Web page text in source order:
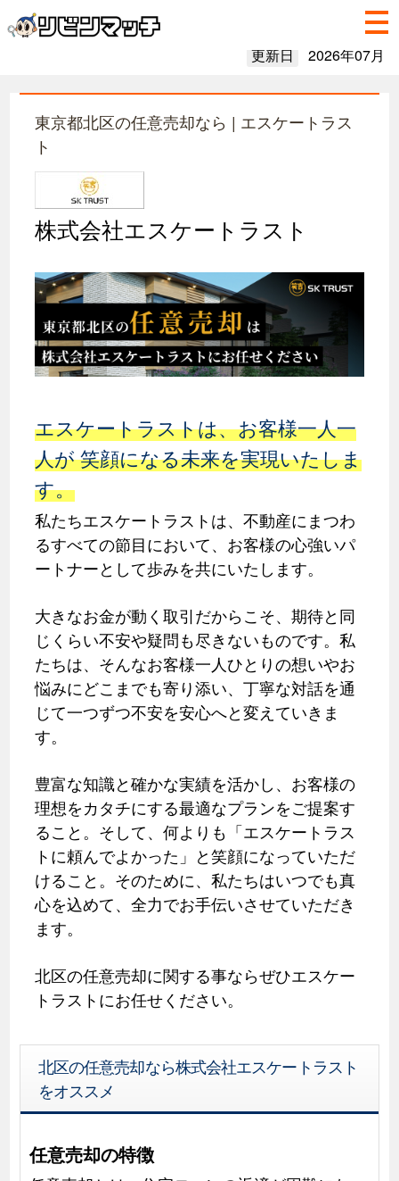
更新日 2026年07月
東京都北区の任意売却なら | エスケートラス
ト
株式会社エスケートラスト
エスケートラストは、お客様一人一
人が 笑顔になる未来を実現いたしま
す。
私たちエスケートラストは、不動産にまつわ
るすべての節目において、お客様の心強いパ
ートナーとして歩みを共にいたします。
大きなお金が動く取引だからこそ、期待と同
じくらい不安や疑問も尽きないものです。私
たちは、そんなお客様一人ひとりの想いやお
悩みにどこまでも寄り添い、丁寧な対話を通
じて一つずつ不安を安心へと変えていきま
す。
豊富な知識と確かな実績を活かし、お客様の
理想をカタチにする最適なプランをご提案す
ること。そして、何よりも「エスケートラス
トに頼んでよかった」と笑顔になっていただ
けること。そのために、私たちはいつでも真
心を込めて、全力でお手伝いさせていただき
ます。
北区の任意売却に関する事ならぜひエスケー
トラストにお任せください。
北区の任意売却なら株式会社エスケートラスト
をオススメ
任意売却の特徴